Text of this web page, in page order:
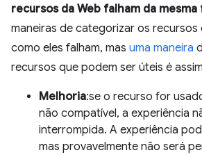
recursos da Web falham da mesma
maneiras de categorizar os recursos
como eles falham, mas uma maneira
recursos que podem ser úteis é
Melhoria:se o recurso for
não compatível, a experiência
interrompida. A experiência
mas provavelmente não será